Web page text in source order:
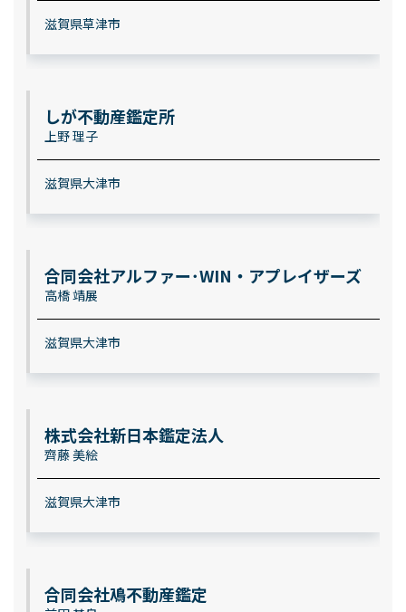
滋賀県草津市
しが不動産鑑定所
上野 理子
滋賀県大津市
合同会社アルファー･WIN・アプレイザーズ
高橋 靖展
滋賀県大津市
株式会社新日本鑑定法人
齊藤 美絵
滋賀県大津市
合同会社鳰不動産鑑定